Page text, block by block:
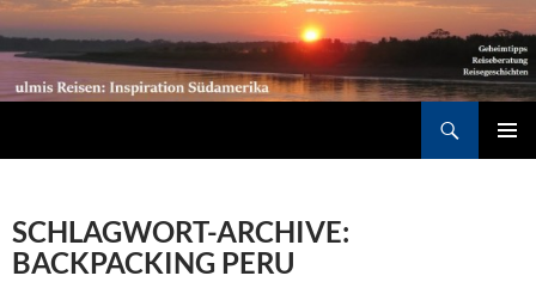
SCHLAGWORT-ARCHIVE:
BACKPACKING PERU